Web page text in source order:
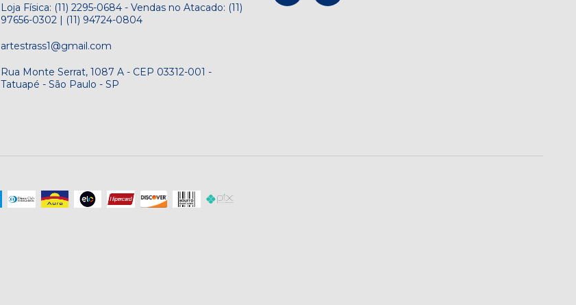
Loja Física: (11) 2295-0684 - Vendas no Atacado: (11)
97656-0302 | (11) 94724-0804
artestrass1@gmail.com
Rua Monte Serrat, 1087 A - CEP 03312-001 -
Tatuapé - São Paulo - SP